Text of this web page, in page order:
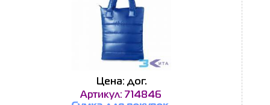
Цена: дог.
Артикул: 714846